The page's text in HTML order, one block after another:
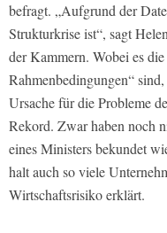
befragt. „Aufgrund der
Strukturkrise ist“, sagt
der Kammern. Wobei es
Rahmenbedingungen“
Ursache für die Probleme
Rekord. Zwar haben noch
eines Ministers bekundet
halt auch so viele
Wirtschaftsrisiko erklärt.